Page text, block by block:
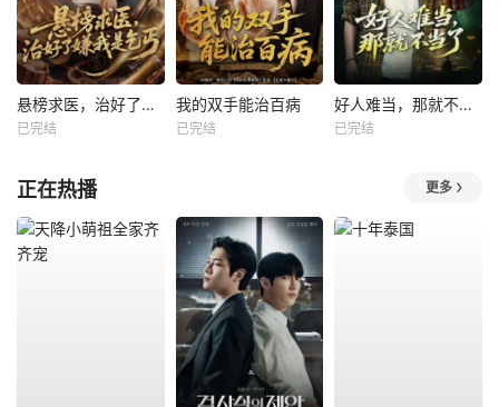
悬榜求医，治好了嫌我是乞丐
已完结
我的双手能治百病
已完结
好人难当，那就不当了
已完结
正在热播 更多